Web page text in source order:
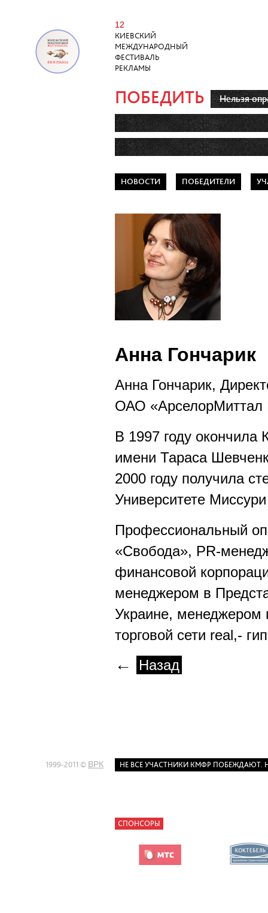
12
КИЕВСКИЙ
МЕЖДУНАРОДНЫЙ
ФЕСТИВАЛЬ
РЕКЛАМЫ
ПОБЕДИТЬ
НОВОСТИ ПОБЕДИТЕЛИ
Нельзя
тут никто не
Нечего на
фестивале не
Канны и выше
сетевики
москалі
Участие в
уровень -
свое
Анна Гончарик
Анна Гончарик,
ОАО «АрселорМиттал
В 1997 году окончила
имени Тараса
2000 году получила
Университете
Профессиональный
«Свобода», PR-
финансовой
менеджером в
Украине, менеджером
торговой сети real,-
← Назад
НЕ ВСЕ УЧАСТНИКИ КМФР ПОБЕЖДАЮТ.
1999-2011 © ВРК
СПОНСОРЫ